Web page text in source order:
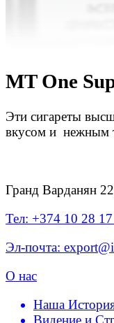
MT One
Эти сигареты
вкусом и нежным
Гранд Варданян
Тел: +374 10 28
Эл-почта:
О нас
Наша
Видение и